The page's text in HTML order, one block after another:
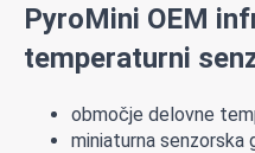
PyroMini OEM
temperaturni
območje delovne
miniaturna senzorska